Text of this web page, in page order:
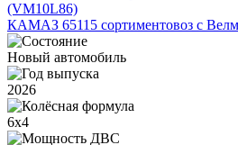
КАМАЗ 65115 сортиментовоз с
Новый автомобиль
2026
6х4